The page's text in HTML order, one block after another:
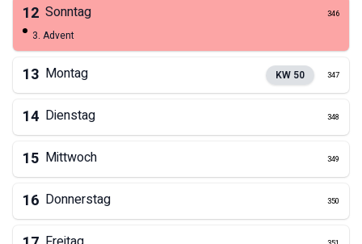
12 Sonntag 346
3. Advent
13 Montag KW 50 347
14 Dienstag 348
15 Mittwoch 349
16 Donnerstag 350